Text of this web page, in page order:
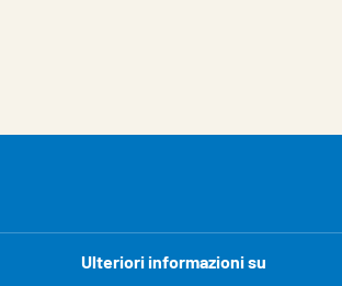
Ulteriori informazioni su